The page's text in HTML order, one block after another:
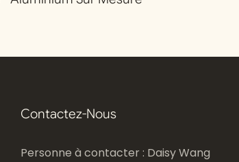
Contactez-Nous
Personne à contacter : Daisy Wang